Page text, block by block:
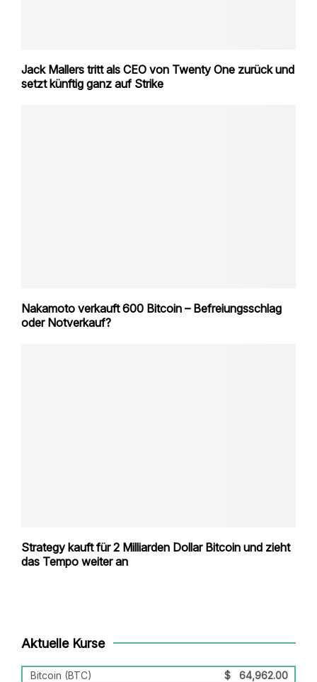
Jack Mallers tritt als CEO von Twenty One zurück und
setzt künftig ganz auf Strike
Nakamoto verkauft 600 Bitcoin – Befreiungsschlag
oder Notverkauf?
Strategy kauft für 2 Milliarden Dollar Bitcoin und zieht
das Tempo weiter an
Aktuelle Kurse
Bitcoin (BTC) $ 64,962.00